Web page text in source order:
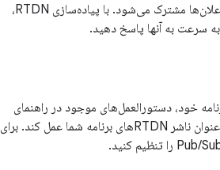
Pub/Sub شامل یک ناشر است که اعلان‌ها را ارسال می‌کند و یک کلاینت که در آن اعلان‌ها مشترک می‌شود. با پیاده‌سازی RTDN،
سرعت به آنها پاسخ دهید.
را دنبال کنید. این مراحل به سیستم پرداخت گوگل پلی اجازه می‌دهد تا به عنوان ناشر RTDNهای برنامه شما عمل کند. برای